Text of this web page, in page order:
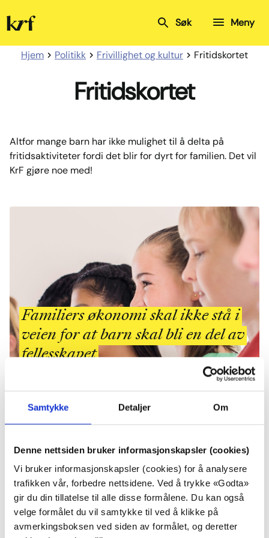
Samtykke Detaljer Om
Denne nettsiden bruker informasjonskapsler (cookies)
Vi bruker informasjonskapsler (cookies) for å analysere
trafikken vår, forbedre nettsidene. Ved å trykke «Godta»
gir du din tillatelse til alle disse formålene. Du kan også
velge formålet du vil samtykke til ved å klikke på
avmerkingsboksen ved siden av formålet, og deretter
Kristelig
Folkeparti Meny
Søk
Hjem Politikk Frivillighet og kultur Fritidskortet
Fritidskortet
Altfor mange barn har ikke mulighet til å delta på
fritidsaktiviteter fordi det blir for dyrt for familien. Det vil
KrF gjøre noe med!
Familiers økonomi skal ikke stå i
veien for at barn skal bli en del av
fellesskapet
Familiers økonomi skal ikke stå i veien for at barn skal
oppleve felleskap, mestring og inkludering.Utfordringene
til familier med lav eller ingen inntekt er ulike. Likevel blir